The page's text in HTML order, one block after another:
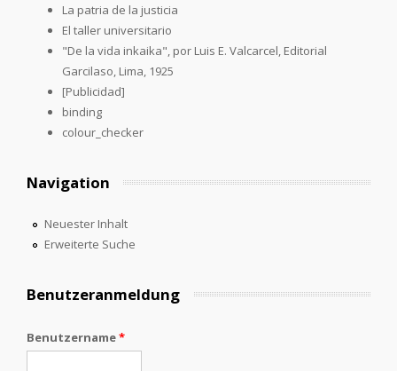
La patria de la justicia
El taller universitario
"De la vida inkaika", por Luis E. Valcarcel, Editorial
Garcilaso, Lima, 1925
[Publicidad]
binding
colour_checker
Navigation
Neuester Inhalt
Erweiterte Suche
Benutzeranmeldung
Benutzername*